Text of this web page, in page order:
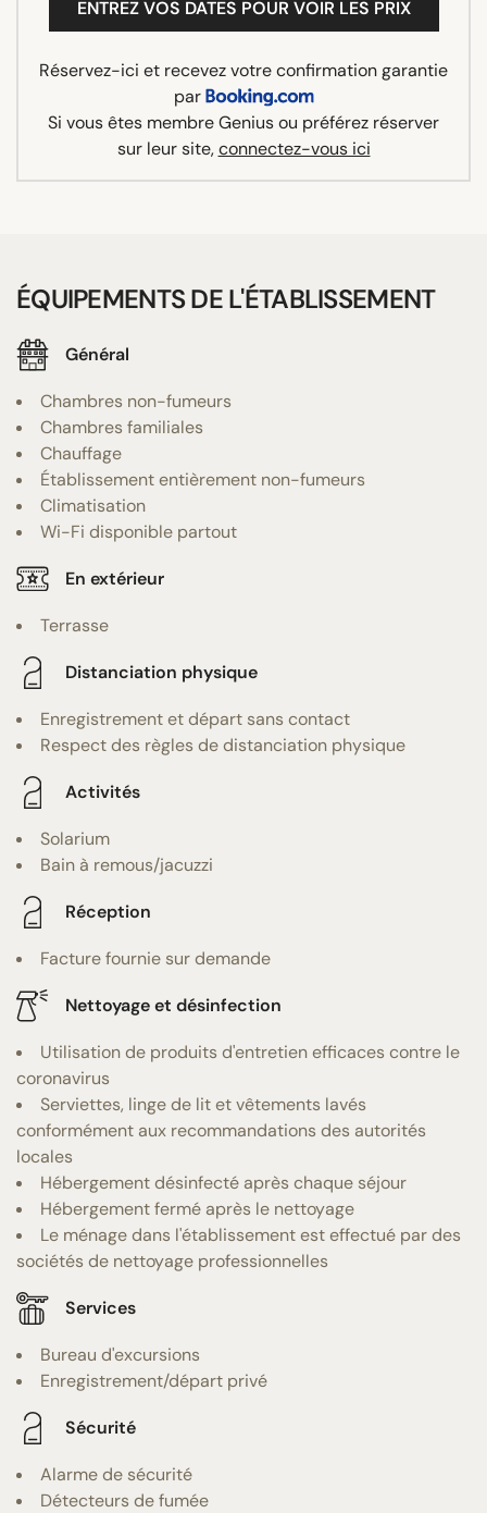
ENTREZ VOS DATES POUR VOIR LES PRIX
Réservez-ici et recevez votre confirmation garantie
par
Si vous êtes membre Genius ou préférez réserver
sur leur site,connectez-vous ici
ÉQUIPEMENTS DE L'ÉTABLISSEMENT
Général
Chambres non-fumeurs
Chambres familiales
Chauffage
Établissement entièrement non-fumeurs
Climatisation
Wi-Fi disponible partout
En extérieur
Terrasse
Distanciation physique
Enregistrement et départ sans contact
Respect des règles de distanciation physique
Activités
Solarium
Bain à remous/jacuzzi
Réception
Facture fournie sur demande
Nettoyage et désinfection
Utilisation de produits d'entretien efficaces contre le
coronavirus
Serviettes, linge de lit et vêtements lavés
conformément aux recommandations des autorités
locales
Hébergement désinfecté après chaque séjour
Hébergement fermé après le nettoyage
Le ménage dans l'établissement est effectué par des
sociétés de nettoyage professionnelles
Services
Bureau d'excursions
Enregistrement/départ privé
Sécurité
Alarme de sécurité
Détecteurs de fumée